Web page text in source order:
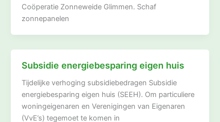
Coöperatie Zonneweide Glimmen. Schaf
zonnepanelen
Subsidie energiebesparing eigen huis
Tijdelijke verhoging subsidiebedragen Subsidie
energiebesparing eigen huis (SEEH). Om particuliere
woningeigenaren en Verenigingen van Eigenaren
(VvE’s) tegemoet te komen in